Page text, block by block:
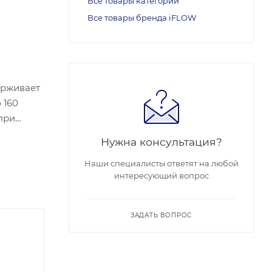
два
× 52
и
Все товары бренда iFLOW
Нужна консультация?
Наши специалисты ответят на любой
интересующий вопрос
ЗАДАТЬ ВОПРОС